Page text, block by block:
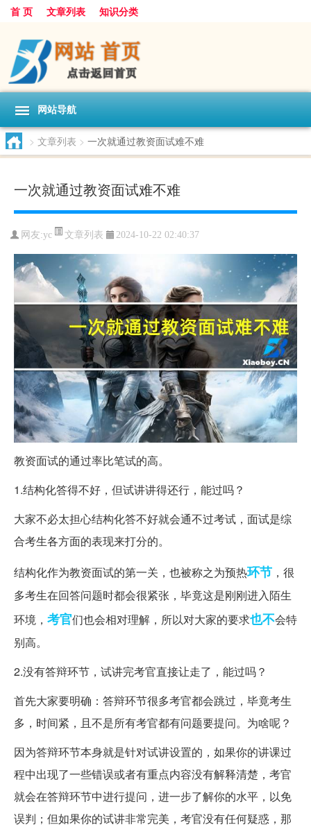
首 页 文章列表 知识分类
网站导航
> 文章列表 > 一次就通过教资面试难不难
一次就通过教资面试难不难
网友:yc 文章列表 2024-10-22 02:40:37
教资面试的通过率比笔试的高。
1.结构化答得不好，但试讲讲得还行，能过吗？
大家不必太担心结构化答不好就会通不过考试，面试是综
合考生各方面的表现来打分的。
结构化作为教资面试的第一关，也被称之为预热环节 ，很
多考生在回答问题时都会很紧张，毕竟这是刚刚进入陌生
环境， 考官们也会相对理解，所以对大家的要求也不会特
别高。
2.没有答辩环节，试讲完考官直接让走了，能过吗？
首先大家要明确：答辩环节很多考官都会跳过，毕竟考生
多，时间紧，且不是所有考官都有问题要提问。为啥呢？
因为答辩环节本身就是针对试讲设置的，如果你的讲课过
程中出现了一些错误或者有重点内容没有解释清楚，考官
就会在答辩环节中进行提问，进一步了解你的水平，以免
误判；但如果你的试讲非常完美，考官没有任何疑惑，那